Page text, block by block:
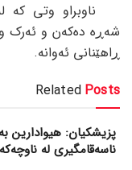
ناوبراو وتی کە
شەڕە دەکەن و ئەرک و
ڕاهێنانی ئەوانە.
Related Posts
پزیشکیان: هیوادارین
ناسەقامگیری لە ناوچەکە